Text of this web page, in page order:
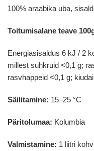
100% araabika uba,
Toitumisalane teave
Energiasisaldus 6 kJ / 2
millest suhkruid <0,1 g;
rasvhappeid <0,1 g;
Säilitamine: 15–25 °C
Päritolumaa: Kolumbia
Valmistamine: 1 liitri